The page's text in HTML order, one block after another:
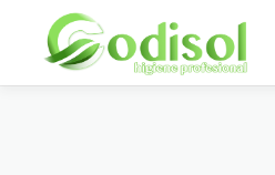
contenido